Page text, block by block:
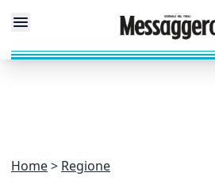
Home Regione